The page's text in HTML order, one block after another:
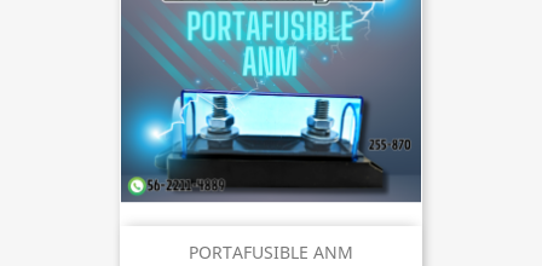
PORTAFUSIBLE ANM